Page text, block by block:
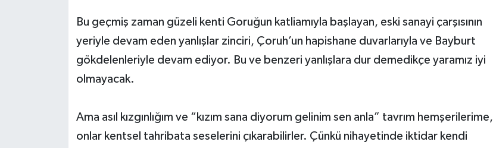
Bu geçmiş zaman güzeli kenti Goruğun katliamıyla başlayan, eski sanayi çarşısının
yeriyle devam eden yanlışlar zinciri, Çoruh’un hapishane duvarlarıyla ve Bayburt
gökdelenleriyle devam ediyor. Bu ve benzeri yanlışlara dur demedikçe yaramız iyi
olmayacak.
Ama asıl kızgınlığım ve “kızım sana diyorum gelinim sen anla” tavrım hemşerilerime,
onlar kentsel tahribata seselerini çıkarabilirler. Çünkü nihayetinde iktidar kendi